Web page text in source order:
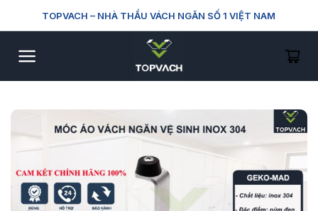
TOPVACH– NHÀ THẦU VÁCH NGĂN SỐ 1 VIỆT NAM